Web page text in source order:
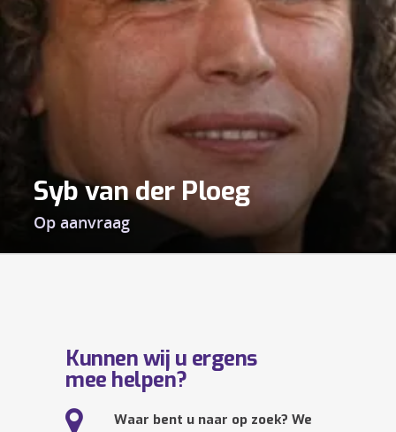
Syb van der Ploeg
Op aanvraag
Kunnen wij u ergens
mee helpen?
Waar bent u naar op zoek? We